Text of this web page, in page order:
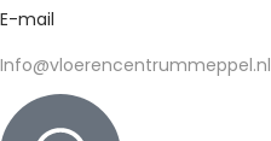
E-mail
Info@vloerencentrummeppel.nl